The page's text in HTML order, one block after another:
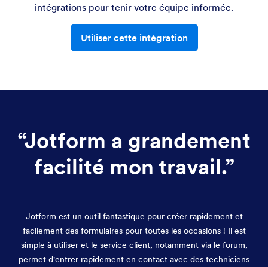
intégrations pour tenir votre équipe informée.
Utiliser cette intégration
“Jotform a grandement
facilité mon travail.”
Jotform est un outil fantastique pour créer rapidement et
facilement des formulaires pour toutes les occasions ! Il est
simple à utiliser et le service client, notamment via le forum,
permet d'entrer rapidement en contact avec des techniciens